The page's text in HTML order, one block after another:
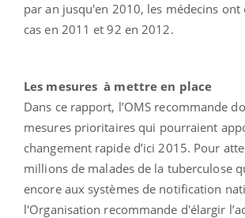
par an jusqu'en 2010, les médecins
cas en 2011 et 92 en 2012.
Les mesures à mettre en place
Dans ce rapport, l’OMS recommande
mesures prioritaires qui pourraient
changement rapide d’ici 2015. Pour
millions de malades de la tuberculose
encore aux systèmes de notification
l'Organisation recommande d'élargir